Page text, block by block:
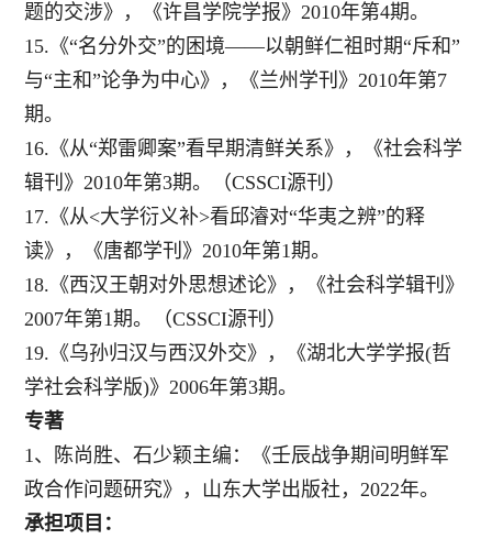
题的交涉》，《许昌学院学报》2010年第4期。
15.《“名分外交”的困境——以朝鲜仁祖时期“斥和”
与“主和”论争为中心》，《兰州学刊》2010年第7
期。
16.《从“郑雷卿案”看早期清鲜关系》，《社会科学
辑刊》2010年第3期。（CSSCI源刊）
17.《从<大学衍义补>看邱濬对“华夷之辨”的释
读》，《唐都学刊》2010年第1期。
18.《西汉王朝对外思想述论》，《社会科学辑刊》
2007年第1期。（CSSCI源刊）
19.《乌孙归汉与西汉外交》，《湖北大学学报(哲
学社会科学版)》2006年第3期。
专著
1、陈尚胜、石少颖主编：《壬辰战争期间明鲜军
政合作问题研究》，山东大学出版社，2022年。
承担项目：